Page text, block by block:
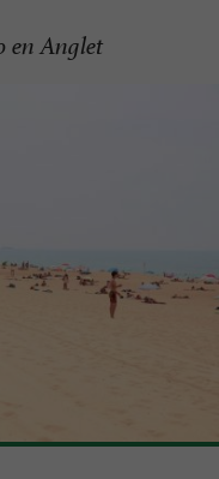
en Anglet